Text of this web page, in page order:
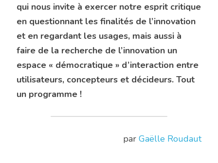
qui nous invite à exercer notre esprit critique
en questionnant les finalités de l’innovation
et en regardant les usages, mais aussi à
faire de la recherche de l’innovation un
espace « démocratique » d’interaction entre
utilisateurs, concepteurs et décideurs. Tout
un programme !
par Gaëlle Roudaut